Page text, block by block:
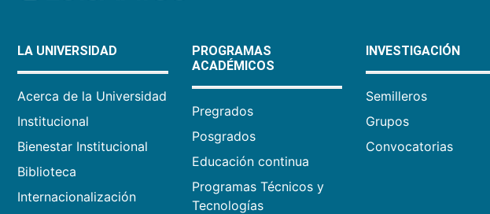
LA UNIVERSIDAD
Acerca de la Universidad
Institucional
Bienestar Institucional
Biblioteca
Internacionalización
PROGRAMAS
ACADÉMICOS
Pregrados
Posgrados
Educación continua
Programas Técnicos y
Tecnologías
INVESTIGACIÓN
Semilleros
Grupos
Convocatorias